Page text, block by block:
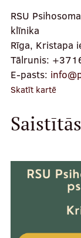
RSU
klīnika
Rīga, Kristapa
Tālrunis:
E-pasts:
Skatīt kartē